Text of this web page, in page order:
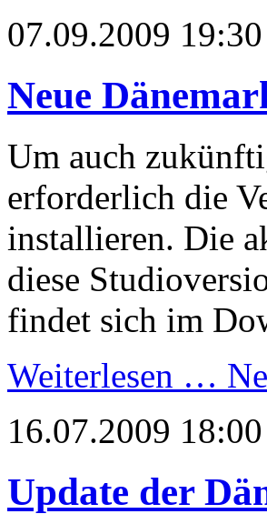
07.09.2009 19:30
Neue
Um auch
erforderlich die
installieren. Die
diese
findet sich im
Weiterlesen …
16.07.2009 18:00
Update der